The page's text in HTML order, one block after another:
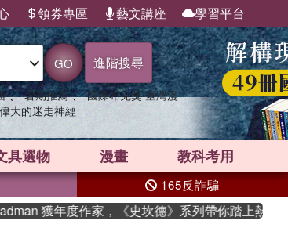
領券專區 藝文講座 學習平台
GO 進階搜尋
、 暑期推薦 、 國際布克獎 臺灣漫
偉大的迷走神經
具選物 漫畫 教科考用
165反詐騙
作家，《史坎德》系列帶你踏上熱血奇幻旅程